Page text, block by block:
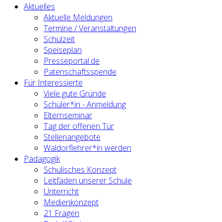
Aktuelles
Aktuelle Meldungen
Termine / Veranstaltungen
Schulzeit
Speiseplan
Presseportal.de
Patenschaftsspende
Für Interessierte
Viele gute Gründe
Schüler*in - Anmeldung
Elternseminar
Tag der offenen Tür
Stellenangebote
Waldorflehrer*in werden
Pädagogik
Schulisches Konzept
Leitfäden unserer Schule
Unterricht
Medienkonzept
21 Fragen